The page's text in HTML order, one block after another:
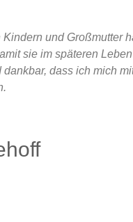
und Großmutter
sie im späteren
dass ich mich